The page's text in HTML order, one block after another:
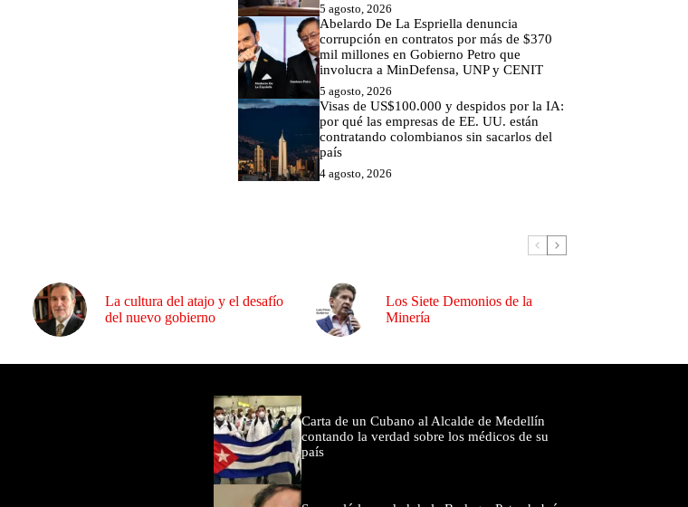
5 agosto, 2026
Abelardo De La Espriella denuncia
corrupción en contratos por más de $370
mil millones en Gobierno Petro que
involucra a MinDefensa, UNP y CENIT
5 agosto, 2026
Visas de US$100.000 y despidos por la IA:
por qué las empresas de EE. UU. están
contratando colombianos sin sacarlos del
país
4 agosto, 2026
La cultura del atajo y el desafío
del nuevo gobierno
Los Siete Demonios de la
Minería
Carta de un Cubano al Alcalde de Medellín
contando la verdad sobre los médicos de su
país